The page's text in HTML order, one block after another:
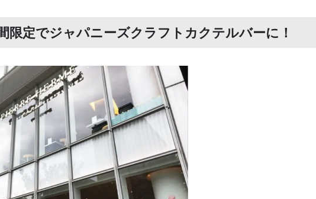
限定でジャパニーズクラフトカクテルバーに！